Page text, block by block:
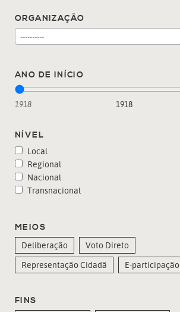
ORGANIZAÇÃO
----------
ANO DE INÍCIO
1918 1918
NÍVEL
Local
Regional
Nacional
Transnacional
MEIOS
Deliberação
Voto Direto
Representação Cidadã
E-participação
FINS